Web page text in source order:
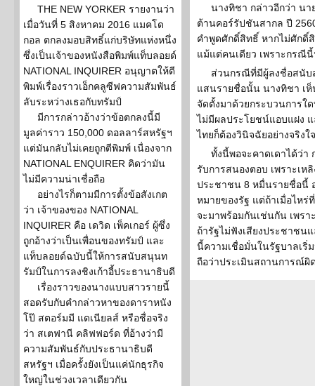
THE NEW YORKER รายงานว่า
เมื่อวันที่ 5 สิงหาคม 2016 แมคโด
กอล ตกลงมอบสิทธิ์แก่บริษัทแห่งหนึ่ง
ซึ่งเป็นเจ้าของหนังสือพิมพ์แท็บลอยด์
NATIONAL INQUIRER อนุญาตให้ตี
พิมพ์เรื่องราวเอ็กคลูซีฟความสัมพันธ์
ลับระหว่างเธอกับทรัมป์
มีการกล่าวอ้างว่าข้อตกลงนี้มี
มูลค่าราว 150,000 ดอลลาร์สหรัฐฯ
แต่มันกลับไม่เคยถูกตีพิมพ์ เนื่องจาก
NATIONAL ENQUIRER คิดว่ามัน
ไม่มีความน่าเชื่อถือ
อย่างไรก็ตามมีการตั้งข้อสังเกต
ว่า เจ้าของของ NATIONAL
INQUIRER คือ เดวิด เพ็คเกอร์ ผู้ซึ่ง
ถูกอ้างว่าเป็นเพื่อนของทรัมป์ และ
แท็บลอยด์ฉบับนี้ให้การสนับสนุนท
รัมป์ในการลงชิงเก้าอี้ประธานาธิบดี
เรื่องราวของนางแบบสาวรายนี้
สอดรับกับคำกล่าวหาของดาราหนัง
โป๊ สตอร์มมี แดเนียลส์ หรือชื่อจริง
ว่า สเตฟานี คลิฟฟอร์ด ที่อ้างว่ามี
ความสัมพันธ์กับประธานาธิบดี
สหรัฐฯ เมื่อครั้งยังเป็นแค่นักธุรกิจ
ใหญ่ในช่วงเวลาเดียวกัน
นางทิชา กล่าวอีกว่า นา
ต้านคอร์รัปชันสากล ปี
คำพูดศักดิ์สิทธิ์ หากไม่ศักดิ์
แม้แต่คนเดียว เพราะกรณี
ส่วนกรณีที่มีผู้ลงชื่อสนับ
แสนรายชื่อนั้น นางทิชา เ
จัดตั้งมาด้วยกระบวนการใ
ไม่มีผลประโยชน์แอบแฝง
ไทยก็ต้องวินิจฉัยอย่างจริงใจ
ทั้งนี้พอจะคาดเดาได้ว่า
รับการสนองตอบ เพราะเห
ประชาชน 8 หมื่นรายชื่อนี้
หมายของรัฐ แต่ถ้าเมื่อไหร่
จะมาพร้อมกันเช่นกัน เพร
ถ้ารัฐไม่ฟังเสียงประชาชน
นี้ความเชื่อมั่นในรัฐบาลเริ่
ถือว่าประเมินสถานการณ์ผิ